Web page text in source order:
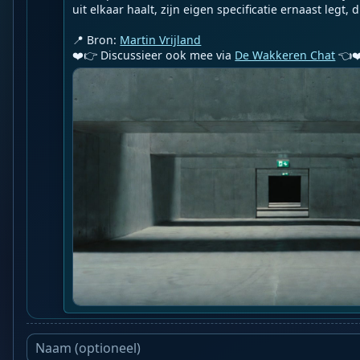
uit elkaar haalt, zijn eigen specificatie ernaast legt,
📍 Bron: Martin Vrijland
❤️👉 Discussieer ook mee via De Wakkeren Chat